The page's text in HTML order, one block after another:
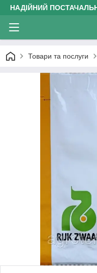
НАДІЙНИЙ
Товари та послуги